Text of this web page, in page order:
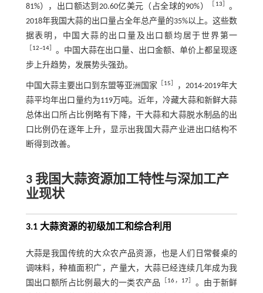
81%），出口额达到20.60亿美元（占全球的90%）
13
。
2018年我国大蒜的出口量占全年总产量的35%以上。这些数
据表明，中国大蒜的出口量及出口额均居于世界第一
12~14］ 。中国大蒜在出口量、出口金额、单价上都呈现逐
步上升趋势，发展势头强劲。
中国大蒜主要出口到东盟等亚洲国家 15
，2014-2019年大
蒜平均年出口量约为119万吨。近年，冷藏大蒜和新鲜大蒜
总体出口所占比例略有下降，干大蒜和大蒜脱水制品的出
口比例仍在逐年上升，显示出我国大蒜产业进出口结构不
断得到改善。
3 我国大蒜资源加工特性与深加工产
业现状
3.1 大蒜资源的初级加工和综合利用
大蒜是我国传统的大众农产品资源，也是人们日常餐桌的
调味料，种植面积广，产量大，大蒜已经连续几年成为我
国出口额所占比例最大的一类农产品
16， 17
。由于新鲜